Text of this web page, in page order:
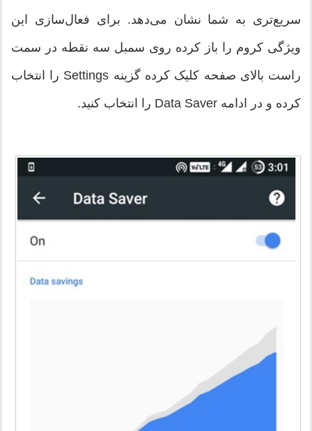
سریع‌تری به شما نشان می‌دهد. برای فعال‌سازی این
ویژگی کروم را باز کرده روی سمبل سه نقطه در سمت
راست بالای صفحه کلیک کرده گزینه Settings را انتخاب
کرده و در ادامه Data Saver را انتخاب کنید.